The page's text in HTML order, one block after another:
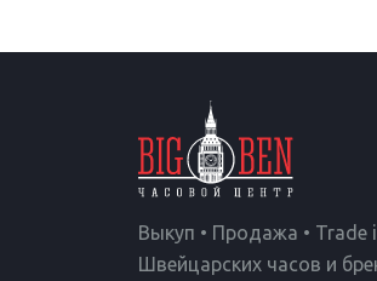
Выкуп • Продажа • Trade
Швейцарских часов и